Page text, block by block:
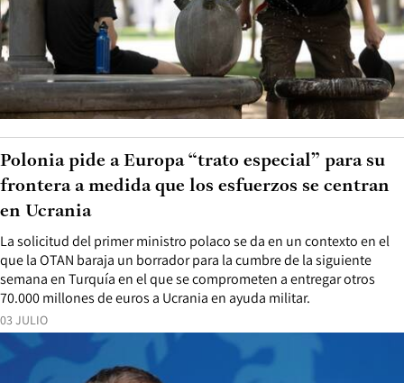
03 JULIO
La solicitud del primer ministro polaco se da en un contexto en el
que la OTAN baraja un borrador para la cumbre de la siguiente
semana en Turquía en el que se comprometen a entregar otros
70.000 millones de euros a Ucrania en ayuda militar.
Polonia pide a Europa “trato especial” para su
frontera a medida que los esfuerzos se centran
en Ucrania